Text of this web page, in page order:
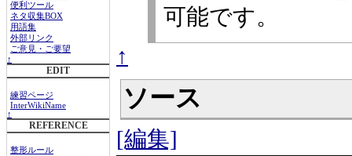
便利ツール
ネタ収集BOX
用語集
外部リンク
ご意見・ご要望
↑
EDIT
練習ページ
InterWikiName
↑
REFERENCE
整形ルール
可能です。
↑
ソース
[編集]